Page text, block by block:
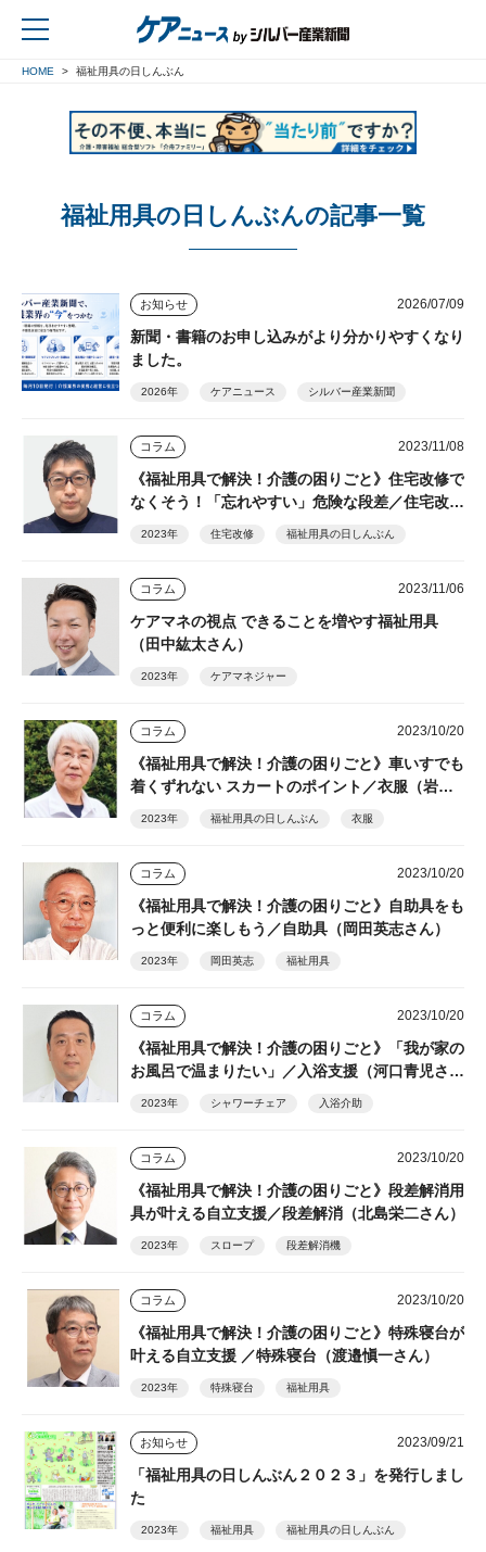
HOME 福祉用具の日しんぶん
福祉用具の日しんぶんの記事一覧
お知らせ 2026/07/09
新聞・書籍のお申し込みがより分かりやすくなり
ました。
2026年 ケアニュース シルバー産業新聞
コラム 2023/11/08
《福祉用具で解決！介護の困りごと》住宅改修で
なくそう！「忘れやすい」危険な段差／住宅改修
（金沢善智さん）
2023年 住宅改修 福祉用具の日しんぶん
コラム 2023/11/06
ケアマネの視点 できることを増やす福祉用具
（田中紘太さん）
2023年 ケアマネジャー
コラム 2023/10/20
《福祉用具で解決！介護の困りごと》車いすでも
着くずれない スカートのポイント／衣服（岩波
2023年 福祉用具の日しんぶん 衣服
コラム 2023/10/20
《福祉用具で解決！介護の困りごと》自助具をも
っと便利に楽しもう／自助具（岡田英志さん）
2023年 岡田英志 福祉用具
コラム 2023/10/20
《福祉用具で解決！介護の困りごと》「我が家の
お風呂で温まりたい」／入浴支援（河口青児さ
2023年 シャワーチェア 入浴介助
コラム 2023/10/20
《福祉用具で解決！介護の困りごと》段差解消用
具が叶える自立支援／段差解消（北島栄二さん）
2023年 スロープ 段差解消機
コラム 2023/10/20
《福祉用具で解決！介護の困りごと》特殊寝台が
叶える自立支援 ／特殊寝台（渡邉愼一さん）
2023年 特殊寝台 福祉用具
お知らせ 2023/09/21
「福祉用具の日しんぶん２０２３」を発行しまし
た
2023年 福祉用具 福祉用具の日しんぶん